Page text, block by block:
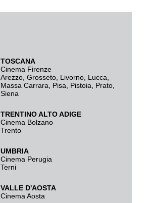
TOSCANA
Cinema Firenze
Arezzo Grosseto Livorno Lucca
Massa Carrara
Pisa Pistoia Prato
Siena
TRENTINO ALTO ADIGE
Cinema Bolzano
Trento
UMBRIA
Cinema Perugia
Terni
VALLE D'AOSTA
Cinema Aosta